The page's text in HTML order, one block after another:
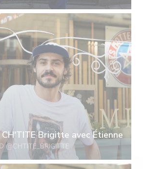
Brigitte avec Étienne
@CHTITE_BRIGITTE